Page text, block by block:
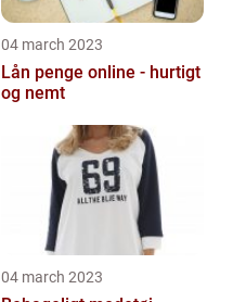
04 march 2023
Lån penge online - hurtigt
og nemt
04 march 2023